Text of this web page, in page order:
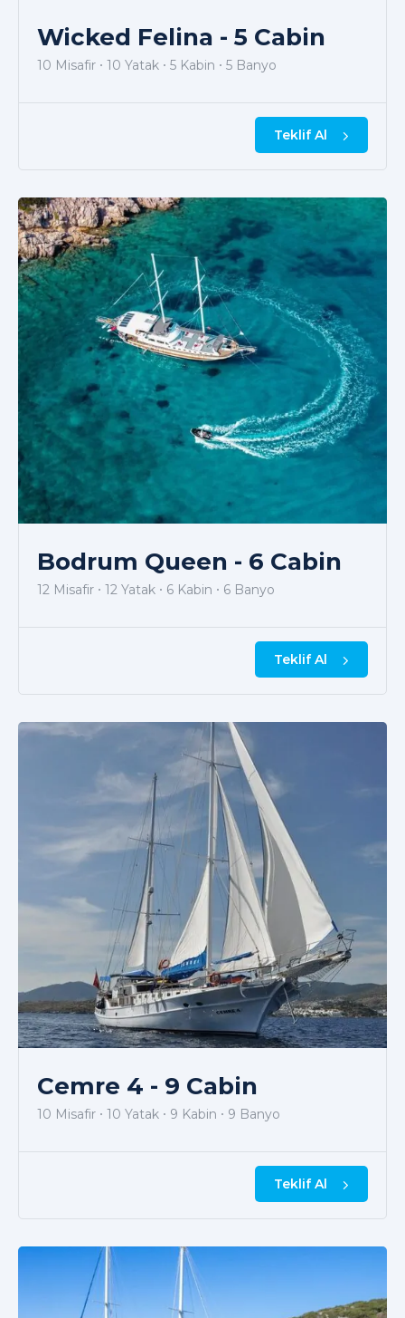
Wicked Felina - 5 Cabin
10 Misafir 10 Yatak 5 Kabin 5 Banyo
Teklif Al
Bodrum Queen - 6 Cabin
12 Misafir 12 Yatak 6 Kabin 6 Banyo
Teklif Al
Cemre 4 - 9 Cabin
10 Misafir 10 Yatak 9 Kabin 9 Banyo
Teklif Al